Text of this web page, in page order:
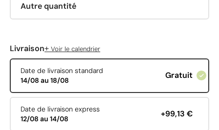
Autre quantité
Livraison+ Voir le calendrier
Date de livraison standard
14/08 au 18/08
Gratuit
Date de livraison express
12/08 au 14/08
+99,13 €